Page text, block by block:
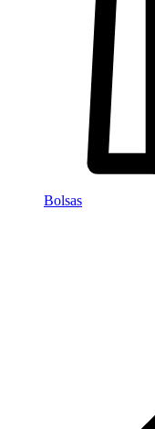
Bolsas